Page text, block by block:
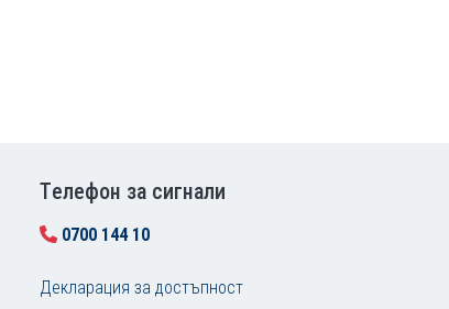
Tелефон за сигнали
0700 144 10
Декларация за достъпност